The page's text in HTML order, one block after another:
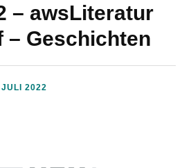
– awsLiteratur
– Geschichten
2022